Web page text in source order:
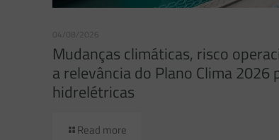
04/08/2026
Mudanças climáticas, risco
a relevância do Plano Clima 2026
hidrelétricas
Read more